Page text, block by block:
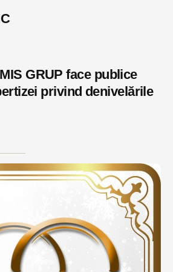
GRUP face publice
privind denivelările